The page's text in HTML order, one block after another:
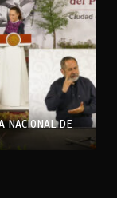
NACIONAL DE